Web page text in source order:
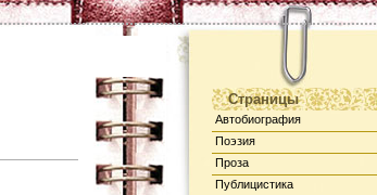
Страницы
Автобиография
Поэзия
Проза
Публицистика